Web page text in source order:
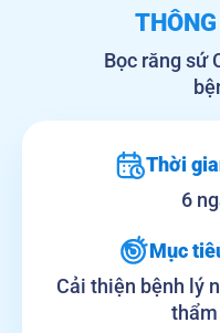
Bọc răng sứ
Thời
6
Mục
Cải thiện bệnh lý